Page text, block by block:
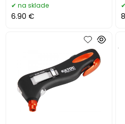
na sklade
6.90 €
.